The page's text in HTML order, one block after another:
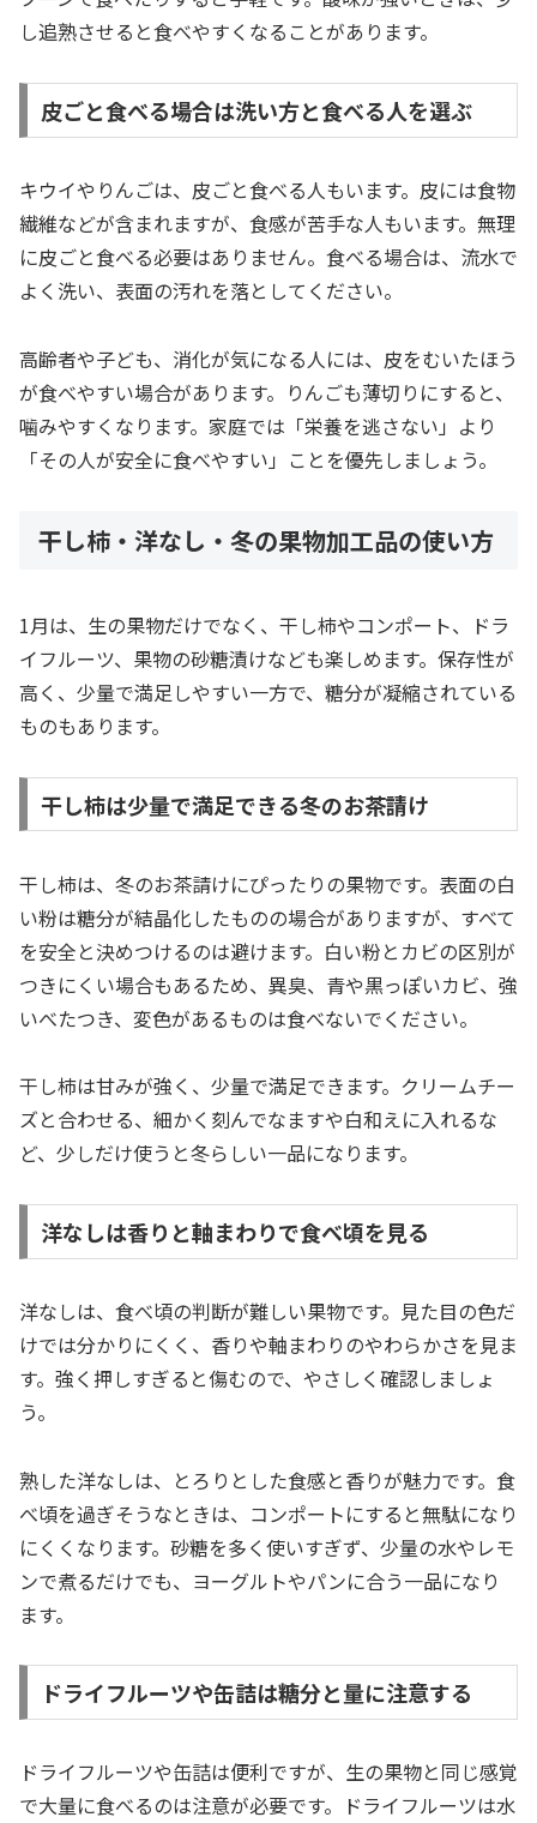
し追熟させると食べやすくなることがあります。
皮ごと食べる場合は洗い方と食べる人を選ぶ
キウイやりんごは、皮ごと食べる人もいます。皮には食物
繊維などが含まれますが、食感が苦手な人もいます。無理
に皮ごと食べる必要はありません。食べる場合は、流水で
よく洗い、表面の汚れを落としてください。
高齢者や子ども、消化が気になる人には、皮をむいたほう
が食べやすい場合があります。りんごも薄切りにすると、
噛みやすくなります。家庭では「栄養を逃さない」より
「その人が安全に食べやすい」ことを優先しましょう。
干し柿・洋なし・冬の果物加工品の使い方
1月は、生の果物だけでなく、干し柿やコンポート、ドラ
イフルーツ、果物の砂糖漬けなども楽しめます。保存性が
高く、少量で満足しやすい一方で、糖分が凝縮されている
ものもあります。
干し柿は少量で満足できる冬のお茶請け
干し柿は、冬のお茶請けにぴったりの果物です。表面の白
い粉は糖分が結晶化したものの場合がありますが、すべて
を安全と決めつけるのは避けます。白い粉とカビの区別が
つきにくい場合もあるため、異臭、青や黒っぽいカビ、強
いべたつき、変色があるものは食べないでください。
干し柿は甘みが強く、少量で満足できます。クリームチー
ズと合わせる、細かく刻んでなますや白和えに入れるな
ど、少しだけ使うと冬らしい一品になります。
洋なしは香りと軸まわりで食べ頃を見る
洋なしは、食べ頃の判断が難しい果物です。見た目の色だ
けでは分かりにくく、香りや軸まわりのやわらかさを見ま
す。強く押しすぎると傷むので、やさしく確認しましょ
う。
熟した洋なしは、とろりとした食感と香りが魅力です。食
べ頃を過ぎそうなときは、コンポートにすると無駄になり
にくくなります。砂糖を多く使いすぎず、少量の水やレモ
ンで煮るだけでも、ヨーグルトやパンに合う一品になり
ます。
ドライフルーツや缶詰は糖分と量に注意する
ドライフルーツや缶詰は便利ですが、生の果物と同じ感覚
で大量に食べるのは注意が必要です。ドライフルーツは水